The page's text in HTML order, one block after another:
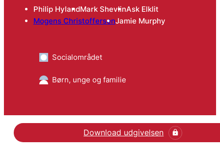
Philip HylandMark ShevlinAsk Elklit
Mogens ChristoffersenJamie Murphy
Socialområdet
Børn, unge og familie
Download udgivelsen